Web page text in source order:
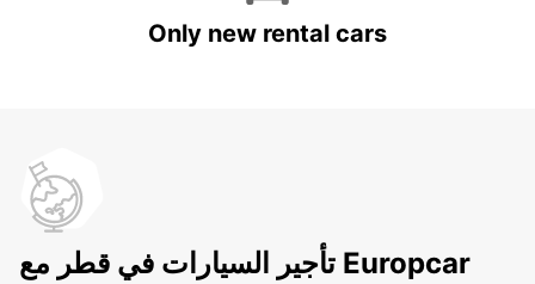
Only new rental cars
تأجير السيارات في قطر مع Europcar